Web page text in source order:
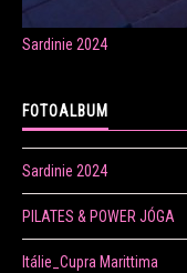
Sardinie 2024
FOTOALBUM
Sardinie 2024
PILATES & POWER JÓGA
Itálie_Cupra Marittima